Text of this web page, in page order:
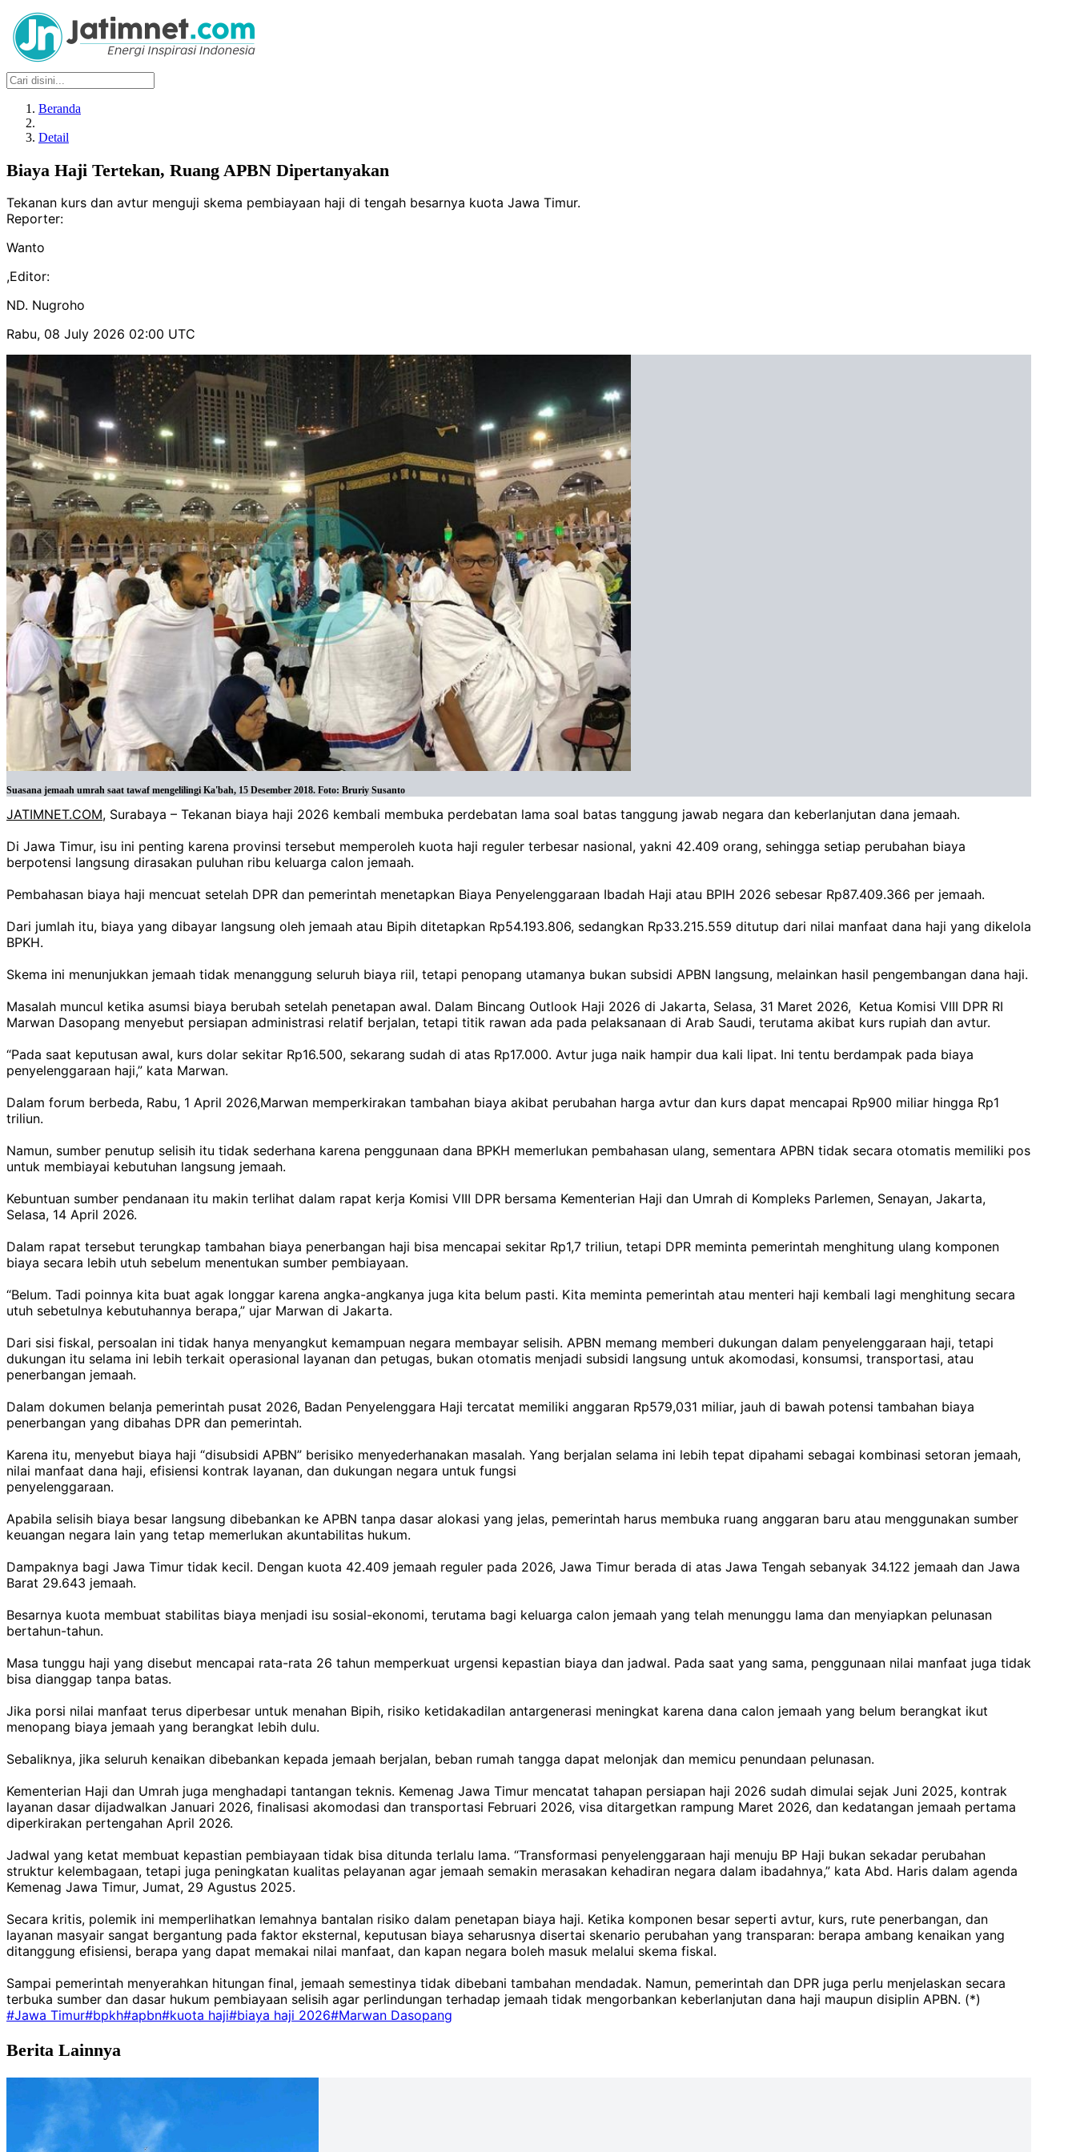
Beranda
Detail
Biaya Haji Tertekan, Ruang APBN Dipertanyakan
Tekanan kurs dan avtur menguji skema pembiayaan haji di tengah besarnya kuota Jawa Timur.
Reporter:
Wanto
,Editor:
ND. Nugroho
Rabu, 08 July 2026 02:00 UTC
Suasana jemaah umrah saat tawaf mengelilingi Ka'bah, 15 Desember 2018. Foto: Bruriy Susanto
JATIMNET.COM, Surabaya – Tekanan biaya haji 2026 kembali membuka perdebatan lama soal batas tanggung jawab negara dan keberlanjutan dana jemaah.
Di Jawa Timur, isu ini penting karena provinsi tersebut memperoleh kuota haji reguler terbesar nasional, yakni 42.409 orang, sehingga setiap perubahan biaya
berpotensi langsung dirasakan puluhan ribu keluarga calon jemaah.
Pembahasan biaya haji mencuat setelah DPR dan pemerintah menetapkan Biaya Penyelenggaraan Ibadah Haji atau BPIH 2026 sebesar Rp87.409.366 per jemaah.
Dari jumlah itu, biaya yang dibayar langsung oleh jemaah atau Bipih ditetapkan Rp54.193.806, sedangkan Rp33.215.559 ditutup dari nilai manfaat dana haji yang dikelola
BPKH.
Skema ini menunjukkan jemaah tidak menanggung seluruh biaya riil, tetapi penopang utamanya bukan subsidi APBN langsung, melainkan hasil pengembangan dana haji.
Masalah muncul ketika asumsi biaya berubah setelah penetapan awal. Dalam Bincang Outlook Haji 2026 di Jakarta, Selasa, 31 Maret 2026, Ketua Komisi VIII DPR RI
Marwan Dasopang menyebut persiapan administrasi relatif berjalan, tetapi titik rawan ada pada pelaksanaan di Arab Saudi, terutama akibat kurs rupiah dan avtur.
“Pada saat keputusan awal, kurs dolar sekitar Rp16.500, sekarang sudah di atas Rp17.000. Avtur juga naik hampir dua kali lipat. Ini tentu berdampak pada biaya
penyelenggaraan haji,” kata Marwan.
Dalam forum berbeda, Rabu, 1 April 2026,Marwan memperkirakan tambahan biaya akibat perubahan harga avtur dan kurs dapat mencapai Rp900 miliar hingga Rp1
triliun.
Namun, sumber penutup selisih itu tidak sederhana karena penggunaan dana BPKH memerlukan pembahasan ulang, sementara APBN tidak secara otomatis memiliki pos
untuk membiayai kebutuhan langsung jemaah.
Kebuntuan sumber pendanaan itu makin terlihat dalam rapat kerja Komisi VIII DPR bersama Kementerian Haji dan Umrah di Kompleks Parlemen, Senayan, Jakarta,
Selasa, 14 April 2026.
Dalam rapat tersebut terungkap tambahan biaya penerbangan haji bisa mencapai sekitar Rp1,7 triliun, tetapi DPR meminta pemerintah menghitung ulang komponen
biaya secara lebih utuh sebelum menentukan sumber pembiayaan.
“Belum. Tadi poinnya kita buat agak longgar karena angka-angkanya juga kita belum pasti. Kita meminta pemerintah atau menteri haji kembali lagi menghitung secara
utuh sebetulnya kebutuhannya berapa,” ujar Marwan di Jakarta.
Dari sisi fiskal, persoalan ini tidak hanya menyangkut kemampuan negara membayar selisih. APBN memang memberi dukungan dalam penyelenggaraan haji, tetapi
dukungan itu selama ini lebih terkait operasional layanan dan petugas, bukan otomatis menjadi subsidi langsung untuk akomodasi, konsumsi, transportasi, atau
penerbangan jemaah.
Dalam dokumen belanja pemerintah pusat 2026, Badan Penyelenggara Haji tercatat memiliki anggaran Rp579,031 miliar, jauh di bawah potensi tambahan biaya
penerbangan yang dibahas DPR dan pemerintah.
Karena itu, menyebut biaya haji “disubsidi APBN” berisiko menyederhanakan masalah. Yang berjalan selama ini lebih tepat dipahami sebagai kombinasi setoran jemaah,
nilai manfaat dana haji, efisiensi kontrak layanan, dan dukungan negara untuk fungsi
penyelenggaraan.
Apabila selisih biaya besar langsung dibebankan ke APBN tanpa dasar alokasi yang jelas, pemerintah harus membuka ruang anggaran baru atau menggunakan sumber
keuangan negara lain yang tetap memerlukan akuntabilitas hukum.
Dampaknya bagi Jawa Timur tidak kecil. Dengan kuota 42.409 jemaah reguler pada 2026, Jawa Timur berada di atas Jawa Tengah sebanyak 34.122 jemaah dan Jawa
Barat 29.643 jemaah.
Besarnya kuota membuat stabilitas biaya menjadi isu sosial-ekonomi, terutama bagi keluarga calon jemaah yang telah menunggu lama dan menyiapkan pelunasan
bertahun-tahun.
Masa tunggu haji yang disebut mencapai rata-rata 26 tahun memperkuat urgensi kepastian biaya dan jadwal. Pada saat yang sama, penggunaan nilai manfaat juga tidak
bisa dianggap tanpa batas.
Jika porsi nilai manfaat terus diperbesar untuk menahan Bipih, risiko ketidakadilan antargenerasi meningkat karena dana calon jemaah yang belum berangkat ikut
menopang biaya jemaah yang berangkat lebih dulu.
Sebaliknya, jika seluruh kenaikan dibebankan kepada jemaah berjalan, beban rumah tangga dapat melonjak dan memicu penundaan pelunasan.
Kementerian Haji dan Umrah juga menghadapi tantangan teknis. Kemenag Jawa Timur mencatat tahapan persiapan haji 2026 sudah dimulai sejak Juni 2025, kontrak
layanan dasar dijadwalkan Januari 2026, finalisasi akomodasi dan transportasi Februari 2026, visa ditargetkan rampung Maret 2026, dan kedatangan jemaah pertama
diperkirakan pertengahan April 2026.
Jadwal yang ketat membuat kepastian pembiayaan tidak bisa ditunda terlalu lama. “Transformasi penyelenggaraan haji menuju BP Haji bukan sekadar perubahan
struktur kelembagaan, tetapi juga peningkatan kualitas pelayanan agar jemaah semakin merasakan kehadiran negara dalam ibadahnya,” kata Abd. Haris dalam agenda
Kemenag Jawa Timur, Jumat, 29 Agustus 2025.
Secara kritis, polemik ini memperlihatkan lemahnya bantalan risiko dalam penetapan biaya haji. Ketika komponen besar seperti avtur, kurs, rute penerbangan, dan
layanan masyair sangat bergantung pada faktor eksternal, keputusan biaya seharusnya disertai skenario perubahan yang transparan: berapa ambang kenaikan yang
ditanggung efisiensi, berapa yang dapat memakai nilai manfaat, dan kapan negara boleh masuk melalui skema fiskal.
Sampai pemerintah menyerahkan hitungan final, jemaah semestinya tidak dibebani tambahan mendadak. Namun, pemerintah dan DPR juga perlu menjelaskan secara
terbuka sumber dan dasar hukum pembiayaan selisih agar perlindungan terhadap jemaah tidak mengorbankan keberlanjutan dana haji maupun disiplin APBN. (*)
#Jawa Timur#bpkh#apbn#kuota haji#biaya haji 2026#Marwan Dasopang
Berita Lainnya